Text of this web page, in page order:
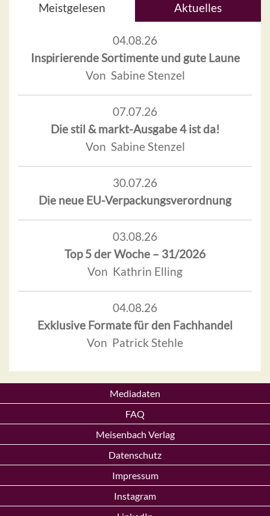
Meistgelesen Aktuelles
04.08.26
Inspirierende Sortimente und gute Laune
Von Sabine Stenzel
07.07.26
Die stil & markt-Ausgabe 4 ist da!
Von Sabine Stenzel
30.07.26
Die neue EU-Verpackungsverordnung
03.08.26
Top 5 der Woche – 31/2026
Von Kathrin Elling
04.08.26
Exklusive Formate für den Fachhandel
Von Patrick Stehle
Mediadaten
FAQ
Meisenbach Verlag
Datenschutz
Impressum
Instagram